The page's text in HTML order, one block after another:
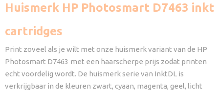
Huismerk HP Photosmart D7463 inkt
cartridges
Print zoveel als je wilt met onze huismerk variant van de HP
Photosmart D7463 met een haarscherpe prijs zodat printen
echt voordelig wordt. De huismerk serie van InktDL is
verkrijgbaar in de kleuren zwart, cyaan, magenta, geel, licht